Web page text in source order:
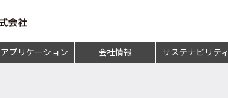
アプリケーション 会社情報 サステナビリティ